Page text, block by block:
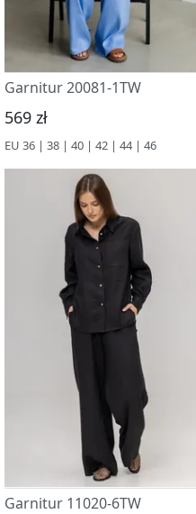
Garnitur 20081-1TW
569 zł
EU 36 | 38 | 40 | 42 | 44 | 46
Garnitur 11020-6TW